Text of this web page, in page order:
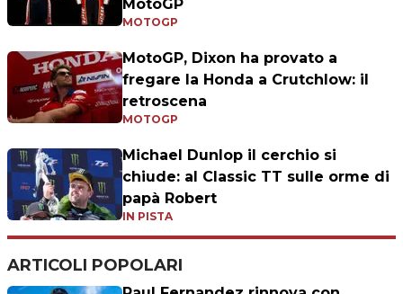
MotoGP
MOTOGP
MotoGP, Dixon ha provato a
fregare la Honda a Crutchlow: il
retroscena
MOTOGP
Michael Dunlop il cerchio si
chiude: al Classic TT sulle orme di
papà Robert
IN PISTA
ARTICOLI POPOLARI